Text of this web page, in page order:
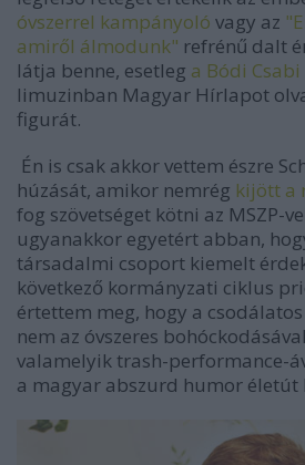
óvszerrel kampányoló vagy az
amiről álmodunk" refrénű dalt
látja benne, esetleg a Bódi
limuzinban Magyar Hírlapot
figurát.
Én is csak akkor vettem észre
húzását, amikor nemrég kijött a
fog szövetséget kötni az MSZP-
ugyanakkor egyetért abban,
társadalmi csoport kiemelt
következő kormányzati ciklus
értettem meg, hogy a
nem az óvszeres
valamelyik trash-performance-
a magyar abszurd humor